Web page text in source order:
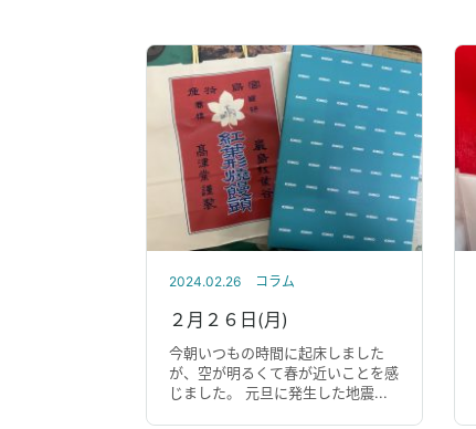
2024.02.26 コラム
２月２６日(月)
今朝いつもの時間に起床しました
が、空が明るくて春が近いことを感
じました。 元旦に発生した地震...